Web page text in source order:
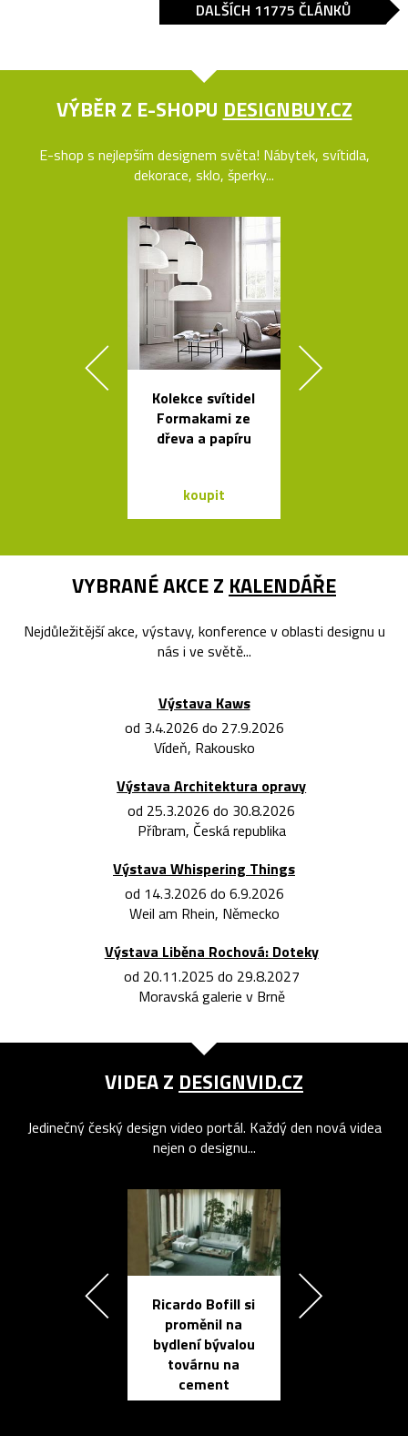
DALŠÍCH 11775 ČLÁNKŮ
VÝBĚR Z E-SHOPU DESIGNBUY.CZ
E-shop s nejlepším designem světa! Nábytek, svítidla,
dekorace, sklo, šperky...
Kolekce svítidel
Formakami ze
dřeva a papíru
koupit
VYBRANÉ AKCE Z KALENDÁŘE
Nejdůležitější akce, výstavy, konference v oblasti designu u
nás i ve světě...
Výstava Kaws
od 3.4.2026 do 27.9.2026
Vídeň, Rakousko
Výstava Architektura opravy
od 25.3.2026 do 30.8.2026
Příbram, Česká republika
Výstava Whispering Things
od 14.3.2026 do 6.9.2026
Weil am Rhein, Německo
Výstava Liběna Rochová: Doteky
od 20.11.2025 do 29.8.2027
Moravská galerie v Brně
VIDEA Z DESIGNVID.CZ
Jedinečný český design video portál. Každý den nová videa
nejen o designu...
Ricardo Bofill si
proměnil na
bydlení bývalou
továrnu na
cement